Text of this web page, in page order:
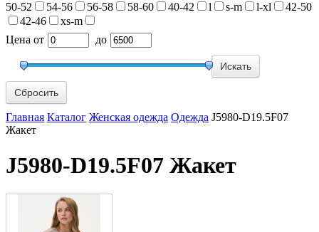
50-52
54-56 56-58 58-60 40-42 l s-m l-xl
42-50
42-46
xs-m
Цена от до
Сбросить
Главная Каталог Женская одежда Одежда J5980-D19.5F07
Жакет
J5980-D19.5F07 Жакет